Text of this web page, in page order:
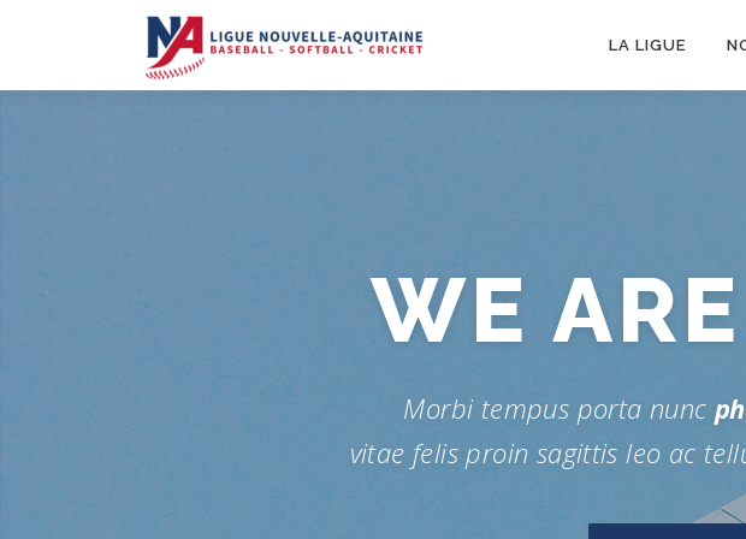
LA LIGUE
WE ARE
Morbi tempus porta nunc
vitae felis proin sagittis leo ac